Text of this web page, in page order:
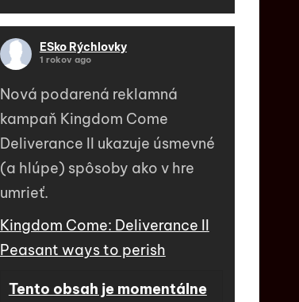
ESko Rýchlovky
1 rokov ago
Nová podarená reklamná
kampaň Kingdom Come
Deliverance II ukazuje úsmevné
(a hlúpe) spôsoby ako v hre
umrieť.
Kingdom Come: Deliverance II
Peasant ways to perish
Tento obsah je momentálne